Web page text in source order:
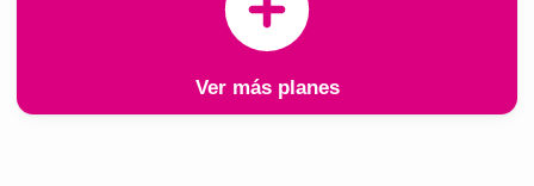
Ver más planes